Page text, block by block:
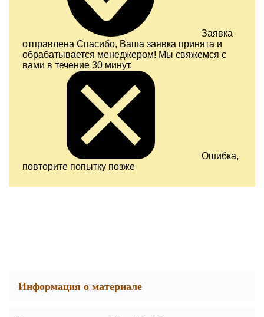
Заявка
отправлена Спасибо, Ваша заявка принята и
обрабатывается менеджером! Мы свяжемся с
вами в течение 30 минут.
Ошибка,
повторите попытку позже
Информация о материале